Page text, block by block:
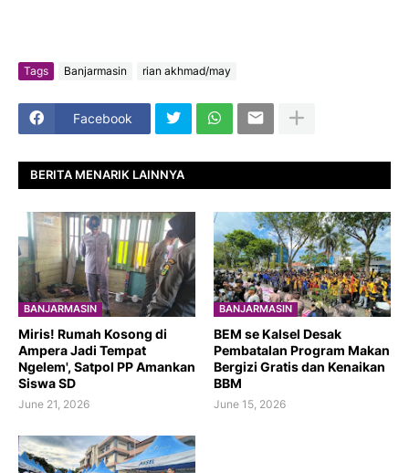
Tags Banjarmasin rian akhmad/may
Facebook
BERITA MENARIK LAINNYA
BANJARMASIN
​Miris! Rumah Kosong di
Ampera Jadi Tempat
Ngelem', Satpol PP Amankan
Siswa SD
June 21, 2026
BANJARMASIN
BEM se Kalsel Desak
Pembatalan Program Makan
Bergizi Gratis dan Kenaikan
BBM
June 15, 2026